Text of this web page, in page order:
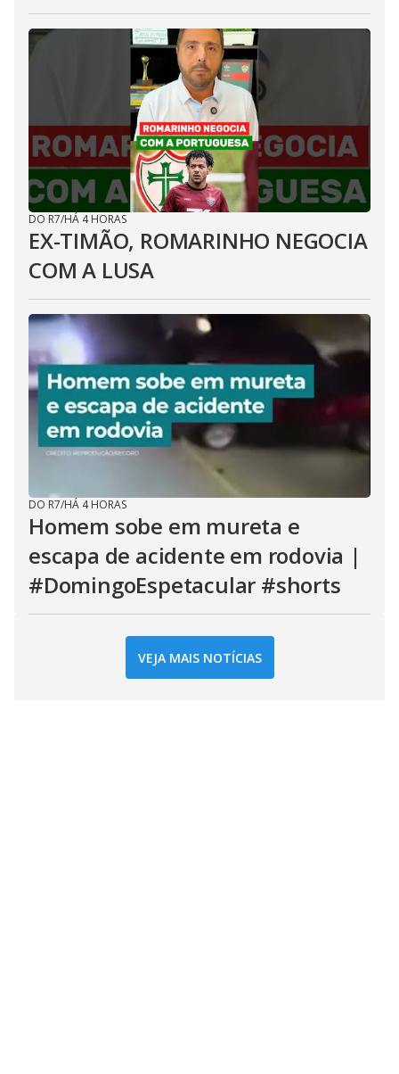
DO R7/HÁ 4 HORAS
EX-TIMÃO, ROMARINHO NEGOCIA
COM A LUSA
DO R7/HÁ 4 HORAS
Homem sobe em mureta e
escapa de acidente em rodovia |
#DomingoEspetacular #shorts
VEJA MAIS NOTÍCIAS